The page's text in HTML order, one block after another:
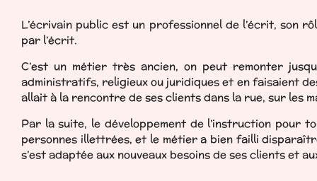
L’écrivain public est un professionnel de l’écrit, son
par l’écrit.
C’est un métier très ancien, on peut remonter
administratifs, religieux ou juridiques et en faisaient
allait à la rencontre de ses clients dans la rue, sur les
Par la suite, le développement de l’instruction pour
personnes illettrées, et le métier a bien failli
s’est adaptée aux nouveaux besoins de ses clients et